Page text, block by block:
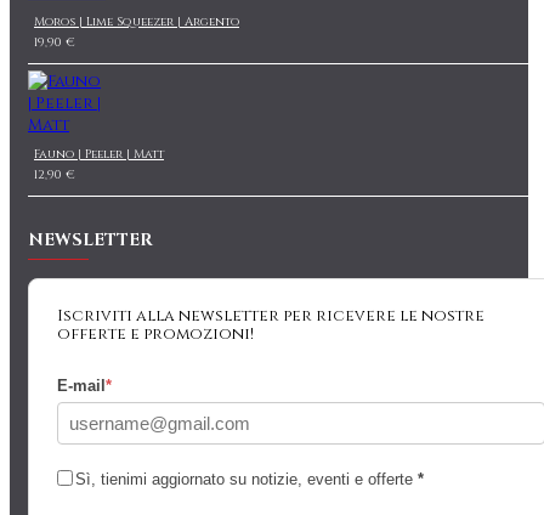
Moros | Lime Squeezer | Argento
19,90 €
Fauno | Peeler | Matt
12,90 €
NEWSLETTER
Iscriviti alla newsletter per ricevere le nostre
offerte e promozioni!
E-mail *
Sì, tienimi aggiornato su notizie, eventi e offerte *